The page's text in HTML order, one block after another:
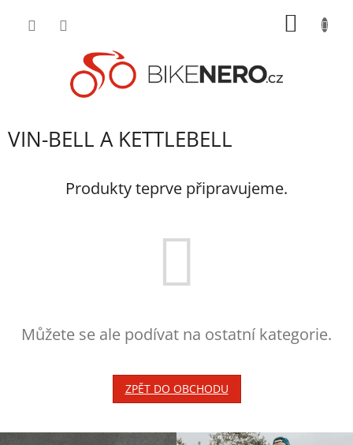
VIN-BELL A KETTLEBELL
Produkty teprve připravujeme.
Můžete se ale podívat na ostatní kategorie.
ZPĚT DO OBCHODU